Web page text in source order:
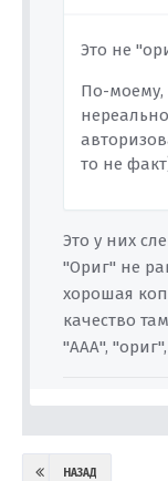
Это не
По-моему,
то не
Это у них
"Ориг" не
хорошая
качество
"ААА",
НАЗАД